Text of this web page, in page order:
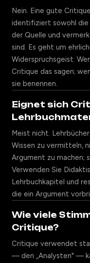
Nein. Eine gute
identifiziert sowohl die
der Quelle und
sind. Es geht um
Widerspruchsgeist.
Critique das sagen;
sie benennen.
Eignet sich
Meist nicht.
Wissen zu vermitteln,
Argument zu machen;
Verwenden Sie
Lehrbuchkapitel und
die ein Argument
Wie viele
Critique?
Critique verwendet
— den „Analysten" —